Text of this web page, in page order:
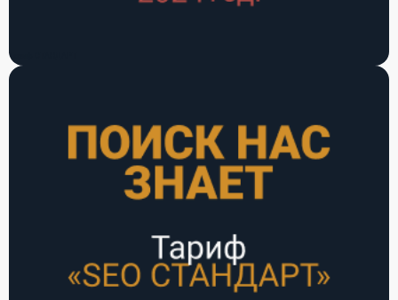
Тариф СТАНДАРТ